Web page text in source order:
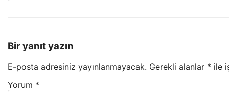
Bir yanıt yazın
E-posta adresiniz yayınlanmayacak. Gerekli alanlar * ile
Yorum *